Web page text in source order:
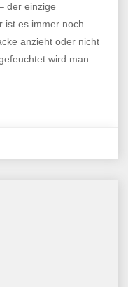
der einzige
ist es immer noch
anzieht oder nicht
wird man